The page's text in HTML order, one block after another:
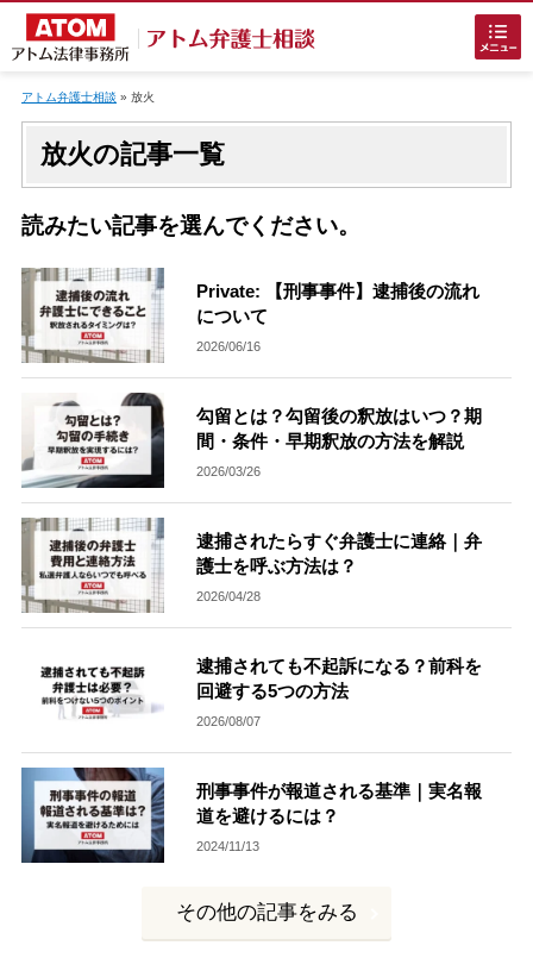
ホームに戻る
刑事事件でお困りの方
刑事事件の無料相談
接見・面会を弁護士に依頼
刑事事件を示談で解決したい
アトムについて知りたい方
弁護士費用
アトム弁護士相談 » 放火
放火の記事一覧
読みたい記事を選んでください。
Private: 【刑事事件】逮捕後の流れ
について
2026/06/16
勾留とは？勾留後の釈放はいつ？期
間・条件・早期釈放の方法を解説
2026/03/26
逮捕されたらすぐ弁護士に連絡｜弁
護士を呼ぶ方法は？
2026/04/28
逮捕されても不起訴になる？前科を
回避する5つの方法
2026/08/07
刑事事件が報道される基準｜実名報
道を避けるには？
2024/11/13
その他の記事をみる